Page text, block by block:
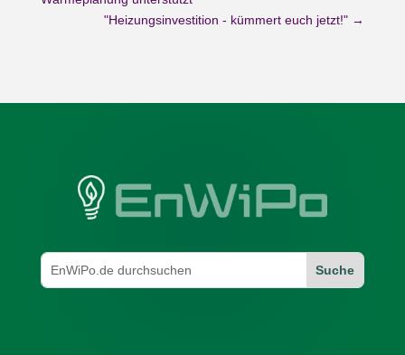
"Heizungsinvestition - kümmert euch jetzt!" →